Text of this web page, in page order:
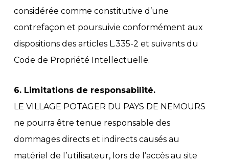
considérée comme constitutive d’une
contrefaçon et poursuivie conformément aux
dispositions des articles L.335-2 et suivants du
Code de Propriété Intellectuelle.
6. Limitations de responsabilité.
LE VILLAGE POTAGER DU PAYS DE NEMOURS
ne pourra être tenue responsable des
dommages directs et indirects causés au
matériel de l’utilisateur, lors de l’accès au site